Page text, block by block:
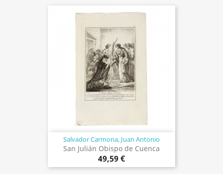
Salvador Carmona, Juan Antonio
San Julián Obispo de Cuenca
49,59 €